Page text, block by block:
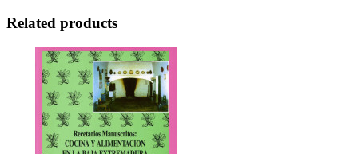
Related products